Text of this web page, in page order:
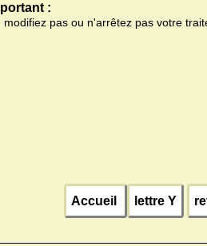
:
modifiez pas ou n'arrêtez pas votre
Accueil lettre Y